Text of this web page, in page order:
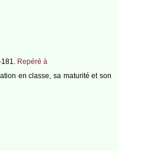
Repéré à
en classe, sa maturité et son